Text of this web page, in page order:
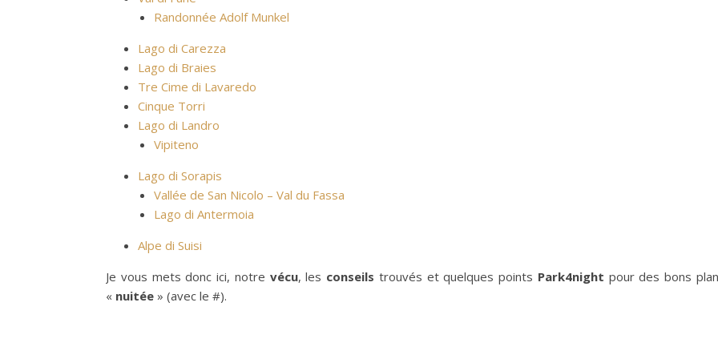
Randonnée Adolf Munkel
Lago di Carezza
Lago di Braies
Tre Cime di Lavaredo
Cinque Torri
Lago di Landro
Vipiteno
Lago di Sorapis
Vallée de San Nicolo – Val du Fassa
Lago di Antermoia
Alpe di Suisi
Je vous mets donc ici, notre vécu, les conseils trouvés et quelques points Park4night pour des bons
« nuitée » (avec le #).